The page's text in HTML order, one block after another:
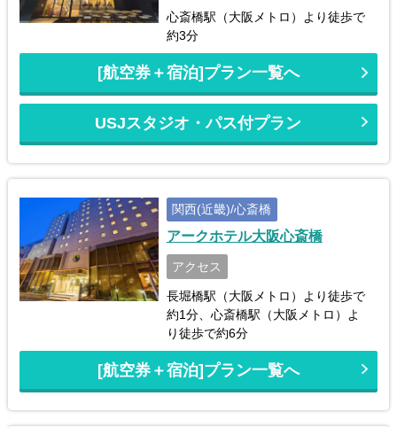
心斎橋駅（大阪メトロ）より徒歩で
約3分
[航空券＋宿泊]プラン一覧へ
USJスタジオ・パス付プラン
関西(近畿)/心斎橋
アークホテル大阪心斎橋
アクセス
長堀橋駅（大阪メトロ）より徒歩で
約1分、心斎橋駅（大阪メトロ）よ
り徒歩で約6分
[航空券＋宿泊]プラン一覧へ